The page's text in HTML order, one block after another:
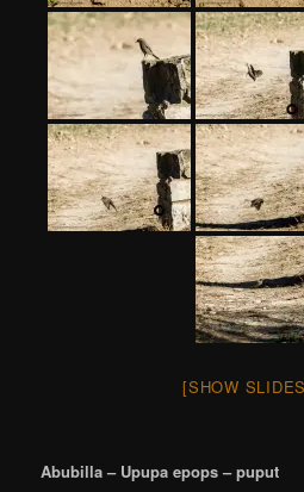
[SHOW
Abubilla – Upupa epops – puput